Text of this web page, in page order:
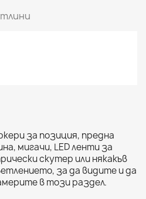
за позиция, предна
мигачи, LED ленти за
скутер или някакъв
за да видите и да
в този раздел.